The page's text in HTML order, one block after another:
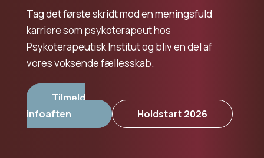
Tag det første skridt mod en meningsfuld
karriere som psykoterapeut hos
Psykoterapeutisk Institut og bliv en del af
vores voksende fællesskab.
Tilmeld
infoaften
Holdstart 2026